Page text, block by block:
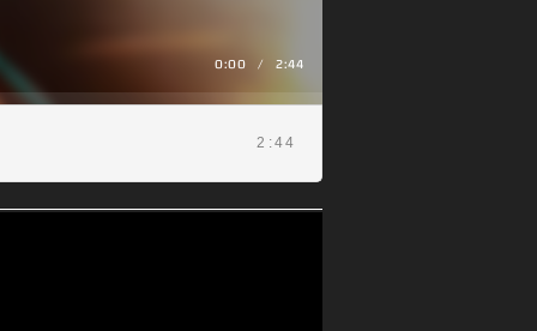
0:00 / 2:44
2:44